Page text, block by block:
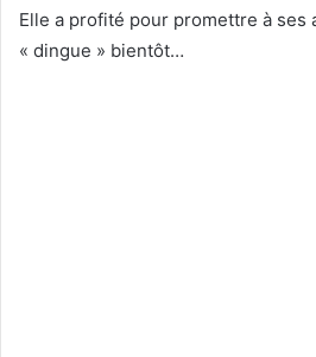
Elle a profité pour promettre à ses
« dingue » bientôt…